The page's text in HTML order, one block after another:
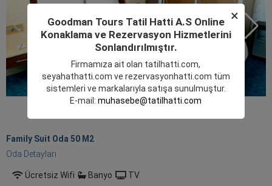
Family Suit Oda 50 M 2
Oda Detayları
Ücretsiz Wifi Banyo TV
×
Goodman Tours Tatil Hatti A.S Online
Konaklama ve Rezervasyon Hizmetlerini
Sonlandırılmıştır.
Firmamıza ait olan tatilhatti.com,
seyahathatti.com ve rezervasyonhatti.com tüm
sistemleri ve markalarıyla satışa sunulmuştur.
E-mail:muhasebe@tatilhatti.com